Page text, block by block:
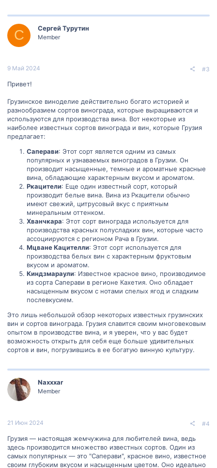
С Сергей Турутин
Member
9 Май 2024 #3
Привет!
Грузинское виноделие действительно богато историей и
разнообразием сортов винограда, которые выращиваются и
используются для производства вина. Вот некоторые из
наиболее известных сортов винограда и вин, которые Грузия
предлагает:
Саперави: Этот сорт является одним из самых
популярных и узнаваемых виноградов в Грузии. Он
производит насыщенные, темные и ароматные красные
вина, обладающие характерным вкусом и ароматом.
Ркацители: Еще один известный сорт, который
производит белые вина. Вина из Ркацители обычно
имеют свежий, цитрусовый вкус с приятным
минеральным оттенком.
Хванчкара: Этот сорт винограда используется для
производства красных полусладких вин, которые часто
ассоциируются с регионом Рача в Грузии.
Мцване Кацителли: Этот сорт используется для
производства белых вин с характерным фруктовым
вкусом и ароматом.
Киндзмараули: Известное красное вино, производимое
из сорта Саперави в регионе Кахетия. Оно обладает
насыщенным вкусом с нотами спелых ягод и сладким
послевкусием.
Это лишь небольшой обзор некоторых известных грузинских
вин и сортов винограда. Грузия славится своим многовековым
опытом в производстве вина, и я уверен, что у вас будет
возможность открыть для себя еще больше удивительных
сортов и вин, погрузившись в ее богатую винную культуру.
Naxxxar
Member
21 Июн 2024 #4
Грузия — настоящая жемчужина для любителей вина, ведь
здесь производится множество известных сортов. Один из
самых популярных — это "Саперави", красное вино, известное
своим глубоким вкусом и насыщенным цветом. Оно идеально